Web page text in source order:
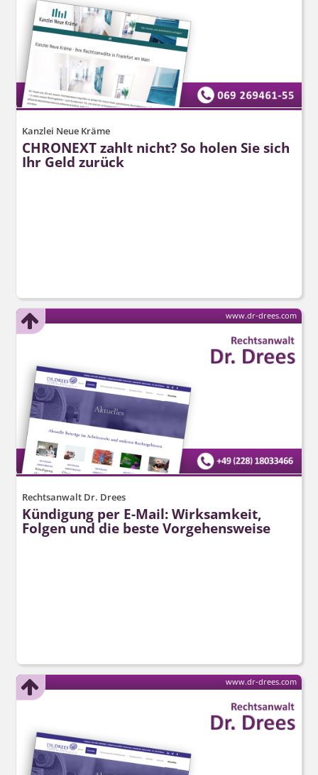
Kanzlei Neue Kräme
CHRONEXT zahlt nicht? So holen Sie sich
Ihr Geld zurück
Rechtsanwalt Dr. Drees
Kündigung per E-Mail: Wirksamkeit,
Folgen und die beste Vorgehensweise
www.dr-drees.com
www.dr-drees.com